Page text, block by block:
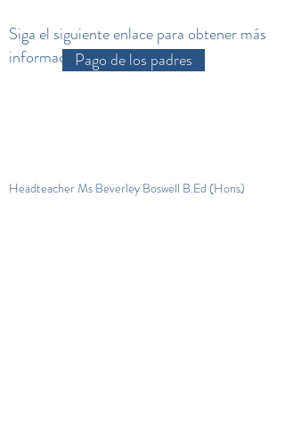
Siga el siguiente enlace para obtener más
información:Pago de los padres
Headteacher Ms Beverley Boswell B.Ed (Hons)